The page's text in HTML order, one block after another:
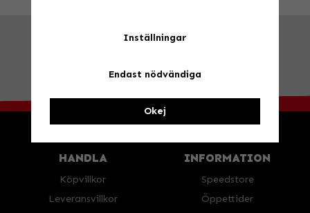
Tel. 026-270030 /info@speedstore.nu
HANDLA
Köpvillkor
Leveransvillkor
INFORMATION
Speedstore
Öppettider
Inställningar
Endast nödvändiga
Okej